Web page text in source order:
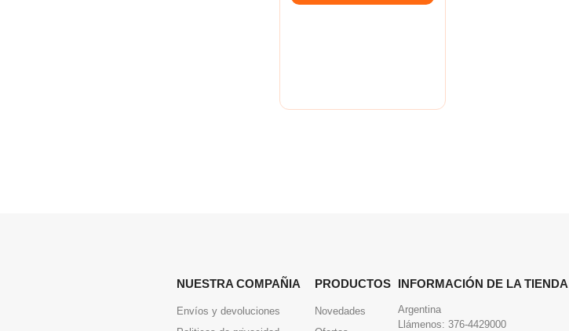
NUESTRA COMPAÑIA
Envíos y devoluciones
PRODUCTOS
Novedades
INFORMACIÓN DE LA TIENDA
Argentina
Llámenos: 376-4429000